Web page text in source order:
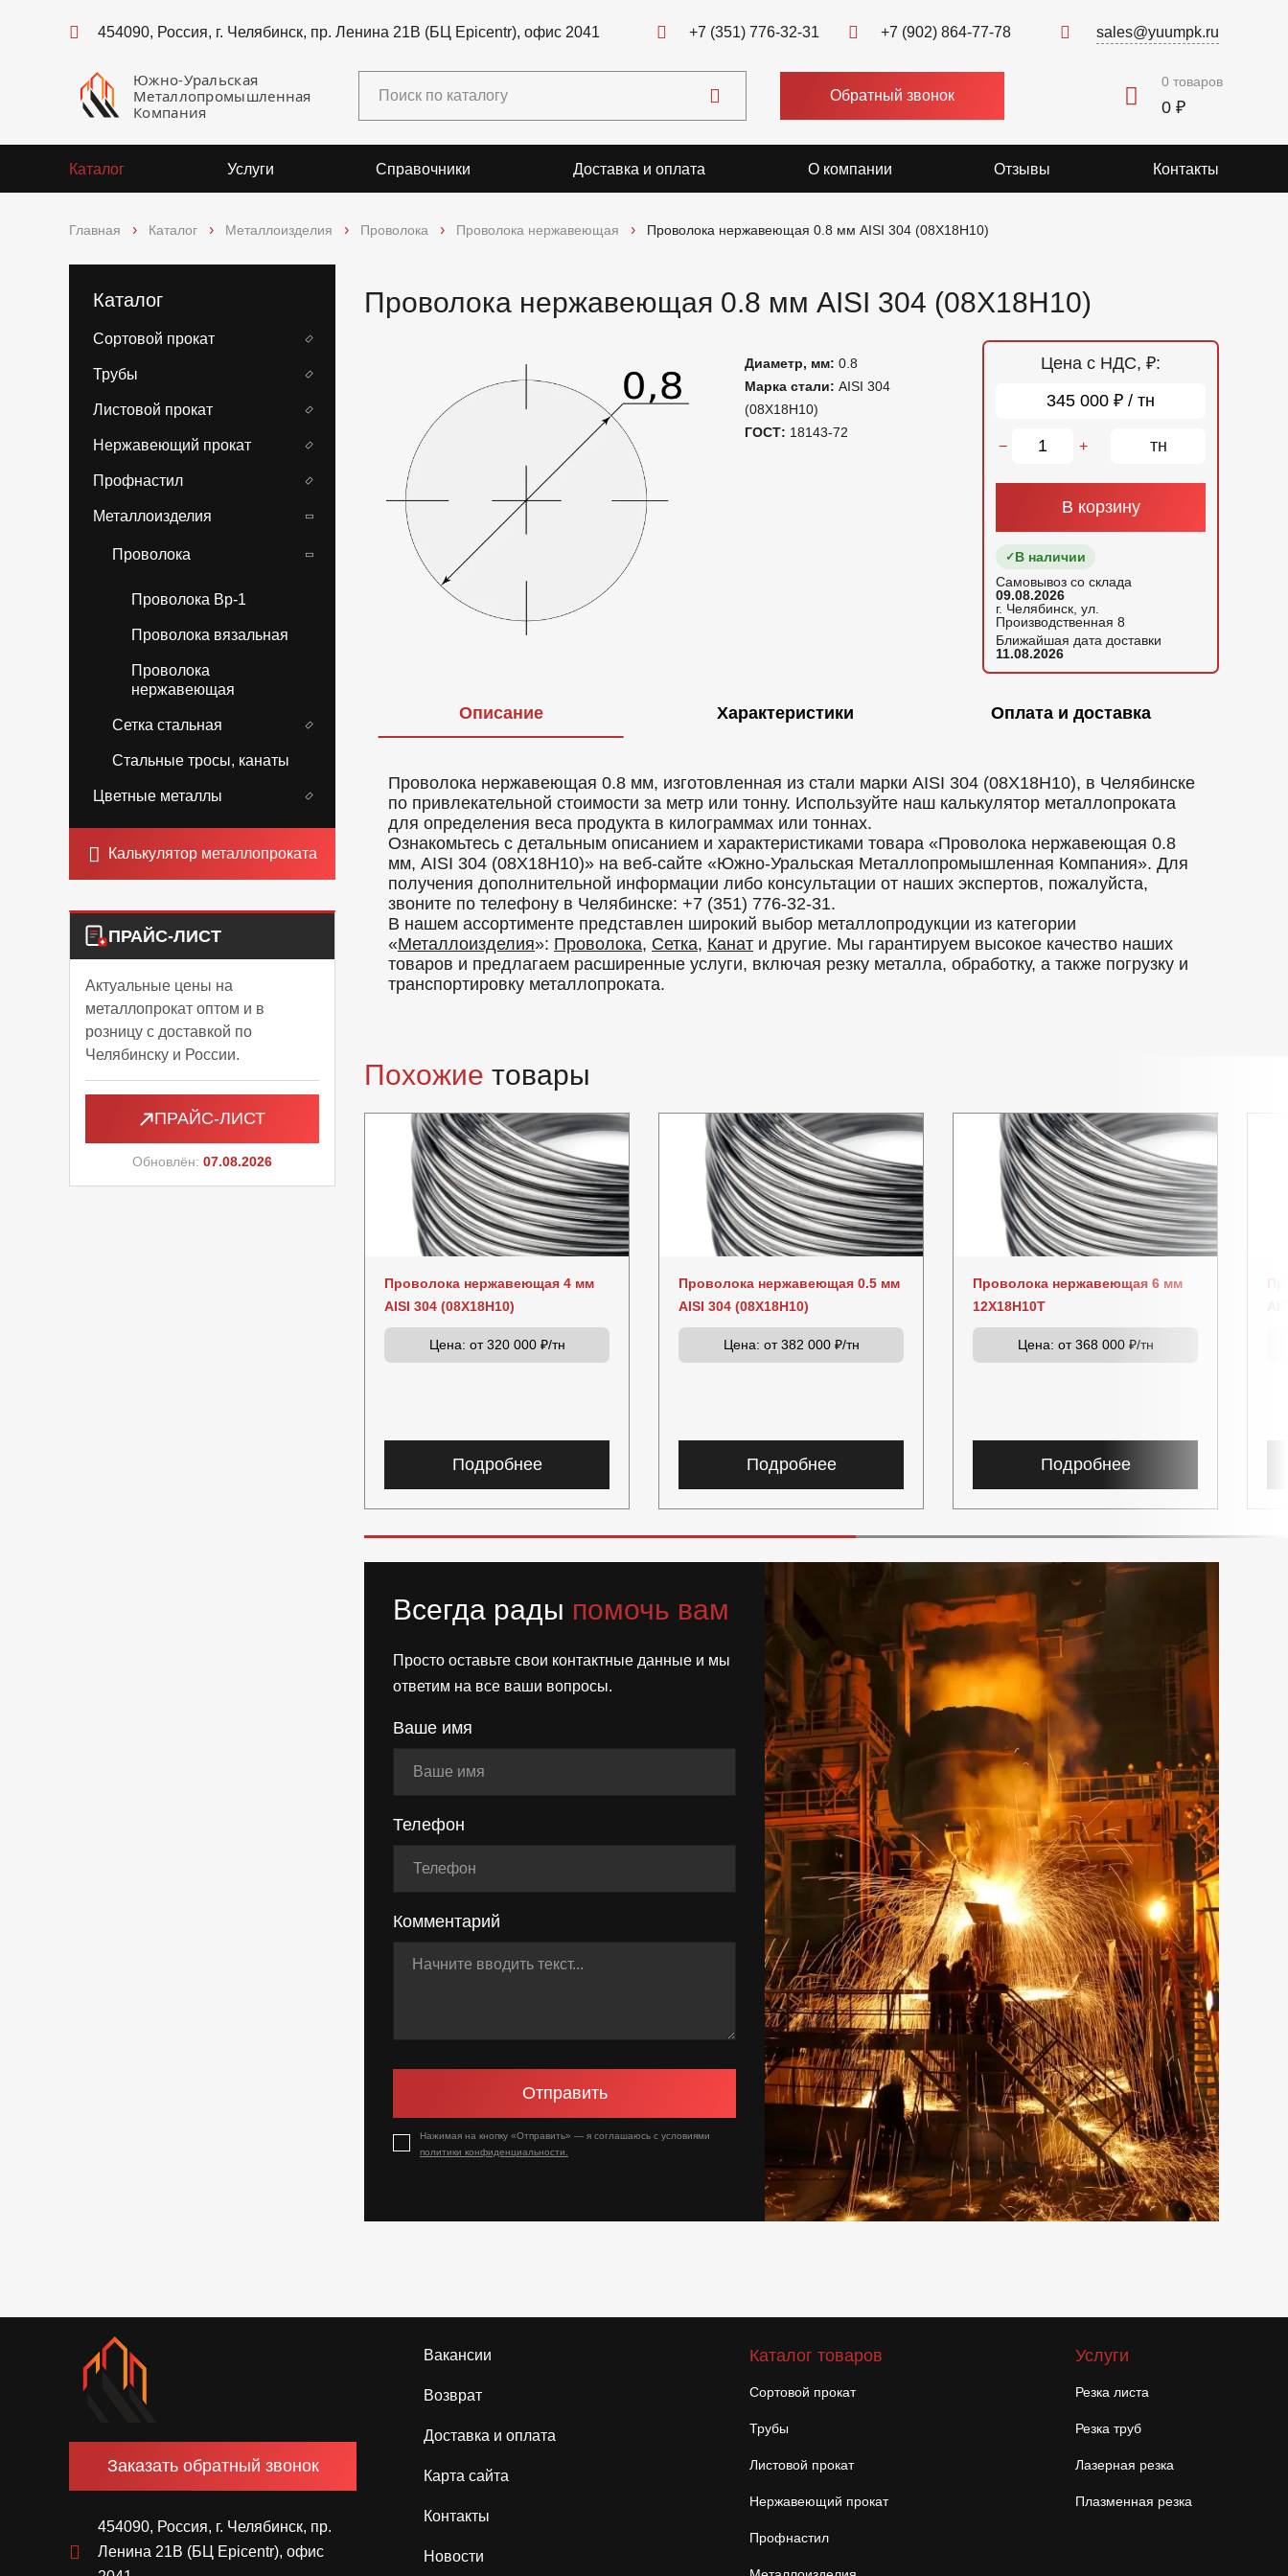
454090, Россия, г. Челябинск, пр. Ленина 21В (БЦ Epicentr), офис 2041 +7 (351) 776-32-31 +7 (902) 864-77-78 sales@yuumpk.ru
Южно-Уральская
Металлопромышленная
Компания
Обратный звонок
0 товаров
0 ₽
Каталог Услуги Справочники Доставка и оплата О компании Отзывы Контакты
Главная Каталог Металлоизделия Проволока Проволока нержавеющая Проволока нержавеющая 0.8 мм AISI 304 (08Х18Н10)
Каталог
Сортовой прокат
Трубы
Листовой прокат
Нержавеющий прокат
Профнастил
Металлоизделия
Проволока
Проволока Вр-1
Проволока вязальная
Проволока
нержавеющая
Сетка стальная
Стальные тросы, канаты
Цветные металлы
Калькулятор металлопроката
ПРАЙС-ЛИСТ
Актуальные цены на
металлопрокат оптом и в
розницу с доставкой по
Челябинску и России.
ПРАЙС-ЛИСТ
Обновлён: 07.08.2026
Проволока нержавеющая 0.8 мм AISI 304 (08Х18Н10)
Диаметр, мм: 0.8
Марка стали: AISI 304
(08Х18Н10)
ГОСТ: 18143-72
Цена с НДС, ₽:
345 000 ₽ / тн
− + тн
В корзину
В наличии
Самовывоз со склада
09.08.2026
г. Челябинск, ул.
Производственная 8
Ближайшая дата доставки
11.08.2026
Описание Характеристики Оплата и доставка
Проволока нержавеющая 0.8 мм, изготовленная из стали марки AISI 304 (08Х18Н10), в Челябинске
по привлекательной стоимости за метр или тонну. Используйте наш калькулятор металлопроката
для определения веса продукта в килограммах или тоннах.
Ознакомьтесь с детальным описанием и характеристиками товара «Проволока нержавеющая 0.8
мм, AISI 304 (08Х18Н10)» на веб-сайте «Южно-Уральская Металлопромышленная Компания». Для
получения дополнительной информации либо консультации от наших экспертов, пожалуйста,
звоните по телефону в Челябинске: +7 (351) 776-32-31.
В нашем ассортименте представлен широкий выбор металлопродукции из категории
«Металлоизделия»: Проволока, Сетка, Канат и другие. Мы гарантируем высокое качество наших
товаров и предлагаем расширенные услуги, включая резку металла, обработку, а также погрузку и
транспортировку металлопроката.
Похожие товары
Проволока нержавеющая 4 мм
AISI 304 (08Х18Н10)
Цена: от 320 000 ₽/тн
Подробнее
Проволока нержавеющая 0.5 мм
AISI 304 (08Х18Н10)
Цена: от 382 000 ₽/тн
Подробнее
Проволока нержавеющая 6 мм
12Х18Н10Т
Цена: от 368 000 ₽/тн
Подробнее
Всегда рады помочь вам
Просто оставьте свои контактные данные и мы
ответим на все ваши вопросы.
Ваше имя
Телефон
Комментарий
Отправить
Нажимая на кнопку «Отправить» — я соглашаюсь с условиями
политики конфиденциальности.
Заказать обратный звонок
454090, Россия, г. Челябинск, пр.
Ленина 21В (БЦ Epicentr), офис
Вакансии
Возврат
Доставка и оплата
Карта сайта
Контакты
Новости
Каталог товаров
Сортовой прокат
Трубы
Листовой прокат
Нержавеющий прокат
Профнастил
Услуги
Резка листа
Резка труб
Лазерная резка
Плазменная резка